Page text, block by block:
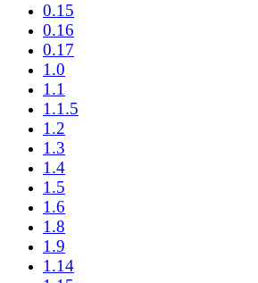
0.15
0.16
0.17
1.0
1.1
1.1.5
1.2
1.3
1.4
1.5
1.6
1.8
1.9
1.14